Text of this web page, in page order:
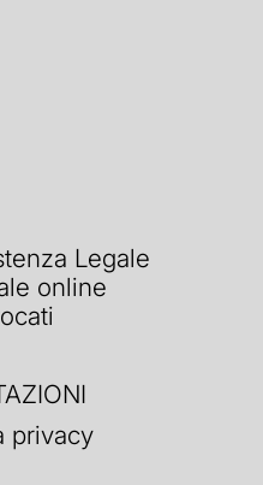
Legale
online
privacy